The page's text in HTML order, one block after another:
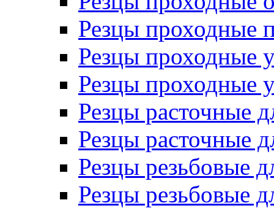
Резцы проходные
Резцы проходные
Резцы проходные
Резцы расточные
Резцы расточные
Резцы резьбовые
Резцы резьбовые